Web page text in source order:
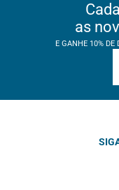
as
E GANHE 10%